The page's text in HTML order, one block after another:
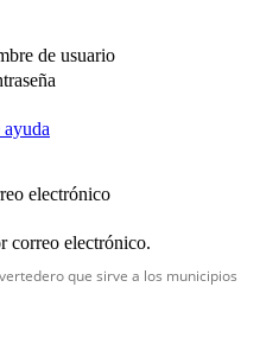
de usuario
ayuda
electrónico
correo electrónico.
que sirve a los municipios